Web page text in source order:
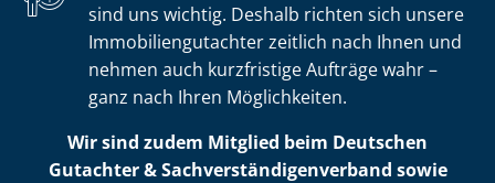
sind uns wichtig. Deshalb richten sich unsere
Im­mo­bi­li­en­gut­ach­ter zeitlich nach Ihnen und
nehmen auch kurzfristige Aufträge wahr –
ganz nach Ihren Möglichkeiten.
Wir sind zudem Mitglied beim Deutschen
Gutachter & Sach­ver­stän­di­gen­ver­band sowie